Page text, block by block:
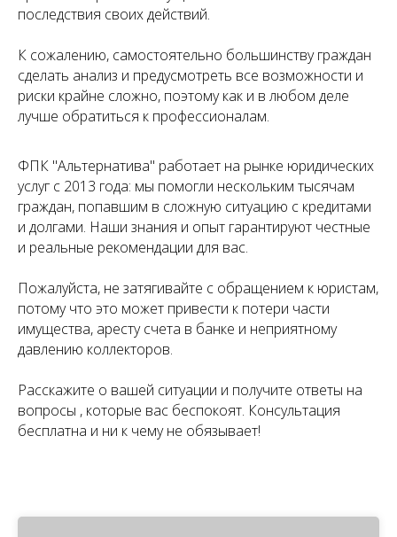
последствия своих действий.
К сожалению, самостоятельно большинству граждан
сделать анализ и предусмотреть все возможности и
риски крайне сложно, поэтому как и в любом деле
лучше обратиться к профессионалам.
ФПК "Альтернатива" работает на рынке юридических
услуг с 2013 года: мы помогли нескольким тысячам
граждан, попавшим в сложную ситуацию с кредитами
и долгами. Наши знания и опыт гарантируют честные
и реальные рекомендации для вас.
Пожалуйста, не затягивайте с обращением к юристам,
потому что это может привести к потери части
имущества, аресту счета в банке и неприятному
давлению коллекторов.
Расскажите о вашей ситуации и получите ответы на
вопросы , которые вас беспокоят. Консультация
бесплатна и ни к чему не обязывает!